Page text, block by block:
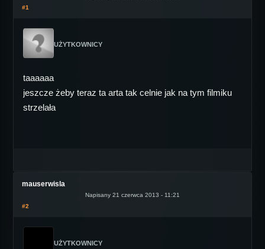
#1
UŻYTKOWNICY
taaaaaa
jeszcze żeby teraz ta arta tak celnie jak na tym filmiku
strzelała
mauserwisla
Napisany 21 czerwca 2013 - 11:21
#2
UŻYTKOWNICY